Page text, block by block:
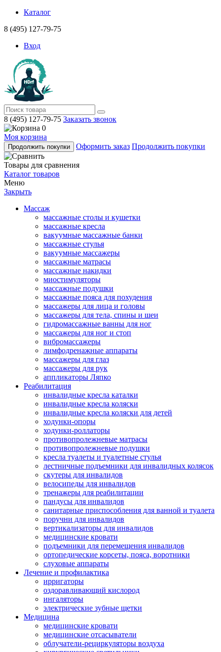
Каталог
8 (495) 127-79-75
Вход
8 (495) 127-79-75 Заказать звонок
0
Моя корзина
Продолжить покупки Оформить заказ Продолжить покупки
Товары для сравнения
Каталог товаров
Меню
Закрыть
Массаж
массажные столы и кушетки
массажные кресла
вакуумные массажные банки
массажные стулья
вакуумные массажеры
массажные матрасы
массажные накидки
миостимуляторы
массажные подушки
массажные пояса для похудения
массажеры для лица и головы
массажеры для тела, спины и шеи
гидромассажные ванны для ног
массажеры для ног и стоп
вибромассажеры
лимфодренажные аппараты
массажеры для глаз
массажеры для рук
аппликаторы Ляпко
Реабилитация
инвалидные кресла каталки
инвалидные кресла коляски
инвалидные кресла коляски для детей
ходунки-опоры
ходунки-роллаторы
противопролежневые матрасы
противопролежневые подушки
кресла туалеты и туалетные стулья
лестничные подъемники для инвалидных колясок
скутеры для инвалидов
велосипеды для инвалидов
тренажеры для реабилитации
пандусы для инвалидов
санитарные приспособления для ванной и туалета
поручни для инвалидов
вертикализаторы для инвалидов
медицинские кровати
подъемники для перемещения инвалидов
ортопедические корсеты, пояса, воротники
слуховые аппараты
Лечение и профилактика
ирригаторы
оздоравливающий кислород
ингаляторы
электрические зубные щетки
Медицина
медицинские кровати
медицинские отсасыватели
облучатели-рециркуляторы воздуха